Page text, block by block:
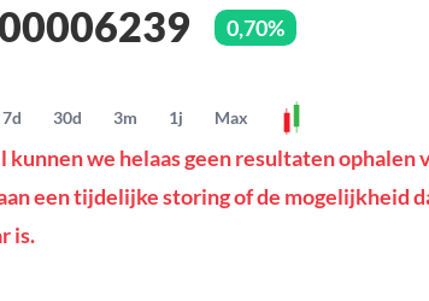
0,70%
7d 30d 3m 1j Max
we helaas geen resultaten ophalen
een tijdelijke storing of de mogelijkheid
is.